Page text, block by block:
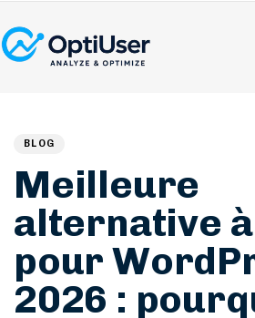
BLOG
Meilleure
alternative
pour
2026 :